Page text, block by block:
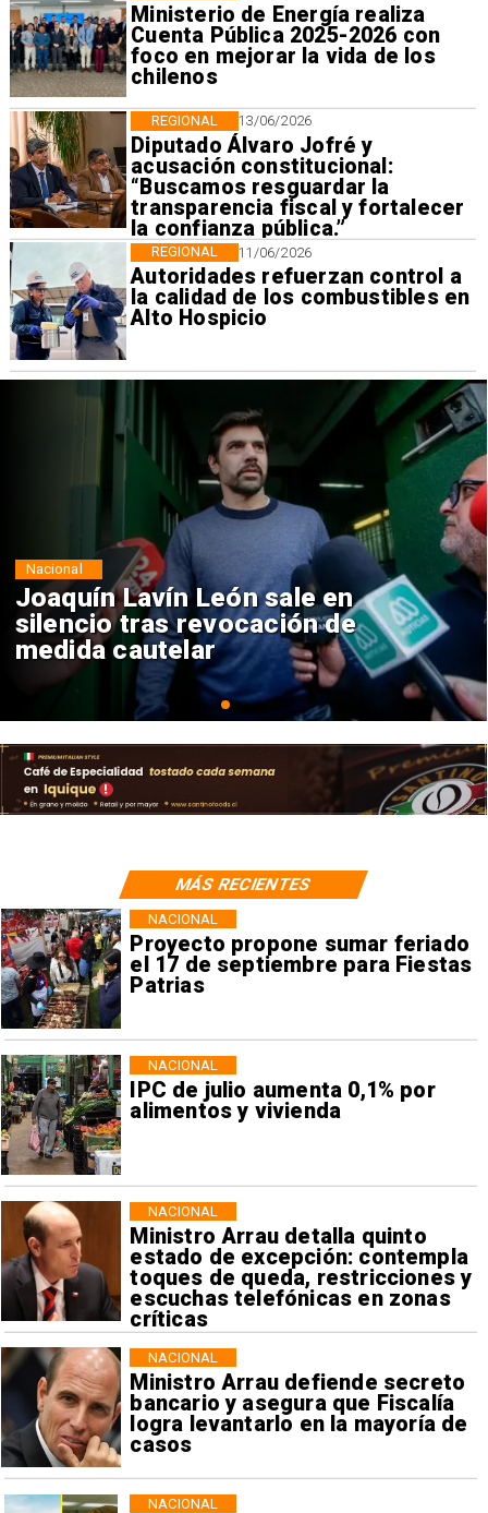
Ministerio de Energía realiza
Cuenta Pública 2025-2026 con
foco en mejorar la vida de los
chilenos
13/06/2026
Diputado Álvaro Jofré y
acusación constitucional:
“Buscamos resguardar la
transparencia fiscal y fortalecer
la confianza pública.”
REGIONAL
11/06/2026
Autoridades refuerzan control a
la calidad de los combustibles en
Alto Hospicio
REGIONAL
Chile y Venezuela formalizan
reinicio de relaciones
consulares
Nacional
Proyecto propone sumar feriado
el 17 de septiembre para Fiestas
Patrias
NACIONAL
IPC de julio aumenta 0,1% por
alimentos y vivienda
NACIONAL
Ministro Arrau detalla quinto
estado de excepción: contempla
toques de queda, restricciones y
escuchas telefónicas en zonas
críticas
NACIONAL
Ministro Arrau defiende secreto
bancario y asegura que Fiscalía
logra levantarlo en la mayoría de
casos
NACIONAL
NACIONAL
MÁS RECIENTES